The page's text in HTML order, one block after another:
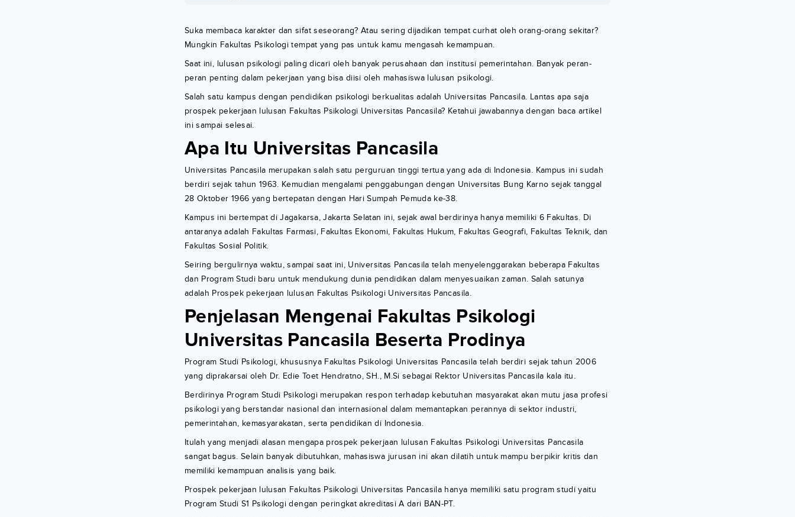
Suka membaca karakter dan sifat seseorang? Atau sering dijadikan tempat curhat oleh orang-orang sekitar?
Mungkin Fakultas Psikologi tempat yang pas untuk kamu mengasah kemampuan.
Saat ini, lulusan psikologi paling dicari oleh banyak perusahaan dan institusi pemerintahan. Banyak peran-
peran penting dalam pekerjaan yang bisa diisi oleh mahasiswa lulusan psikologi.
Salah satu kampus dengan pendidikan psikologi berkualitas adalah Universitas Pancasila. Lantas apa saja
prospek pekerjaan lulusan Fakultas Psikologi Universitas Pancasila? Ketahui jawabannya dengan baca artikel
ini sampai selesai.
Apa Itu Universitas Pancasila
Universitas Pancasila merupakan salah satu perguruan tinggi tertua yang ada di Indonesia. Kampus ini sudah
berdiri sejak tahun 1963. Kemudian mengalami penggabungan dengan Universitas Bung Karno sejak tanggal
28 Oktober 1966 yang bertepatan dengan Hari Sumpah Pemuda ke-38.
Kampus ini bertempat di Jagakarsa, Jakarta Selatan ini, sejak awal berdirinya hanya memiliki 6 Fakultas. Di
antaranya adalah Fakultas Farmasi, Fakultas Ekonomi, Fakultas Hukum, Fakultas Geografi, Fakultas Teknik, dan
Fakultas Sosial Politik.
Seiring bergulirnya waktu, sampai saat ini, Universitas Pancasila telah menyelenggarakan beberapa Fakultas
dan Program Studi baru untuk mendukung dunia pendidikan dalam menyesuaikan zaman. Salah satunya
adalah Prospek pekerjaan lulusan Fakultas Psikologi Universitas Pancasila.
Penjelasan Mengenai Fakultas Psikologi
Universitas Pancasila Beserta Prodinya
Program Studi Psikologi, khususnya Fakultas Psikologi Universitas Pancasila telah berdiri sejak tahun 2006
yang diprakarsai oleh Dr. Edie Toet Hendratno, SH., M.Si sebagai Rektor Universitas Pancasila kala itu.
Berdirinya Program Studi Psikologi merupakan respon terhadap kebutuhan masyarakat akan mutu jasa profesi
psikologi yang berstandar nasional dan internasional dalam memantapkan perannya di sektor industri,
pemerintahan, kemasyarakatan, serta pendidikan di Indonesia.
Itulah yang menjadi alasan mengapa prospek pekerjaan lulusan Fakultas Psikologi Universitas Pancasila
sangat bagus. Selain banyak dibutuhkan, mahasiswa jurusan ini akan dilatih untuk mampu berpikir kritis dan
memiliki kemampuan analisis yang baik.
Prospek pekerjaan lulusan Fakultas Psikologi Universitas Pancasila hanya memiliki satu program studi yaitu
Program Studi S1 Psikologi dengan peringkat akreditasi A dari BAN-PT.